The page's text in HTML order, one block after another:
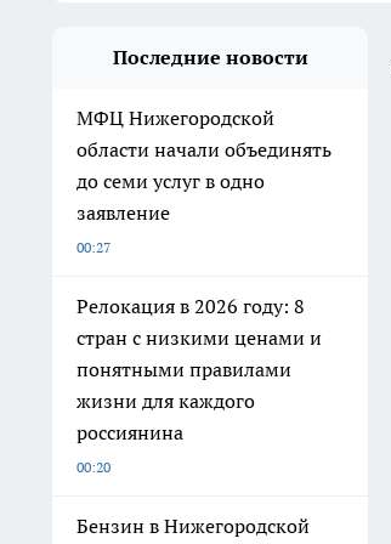
Последние новости
МФЦ Нижегородской
области начали объединять
до семи услуг в одно
заявление
00:27
Релокация в 2026 году: 8
стран с низкими ценами и
понятными правилами
жизни для каждого
россиянина
00:20
Бензин в Нижегородской